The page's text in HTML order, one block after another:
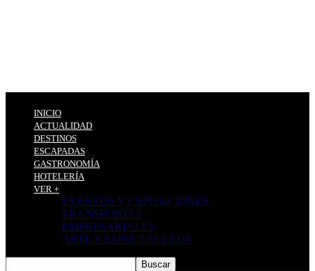
INICIO
ACTUALIDAD
DESTINOS
ESCAPADAS
GASTRONOMÍA
HOTELERÍA
VER +
EVENTOS Y EXPOSICIONES
TRANSPORTES
EMPRESARIALES
ARTE Y ESPECTÁCULOS